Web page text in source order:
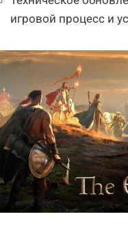
игровой процесс и